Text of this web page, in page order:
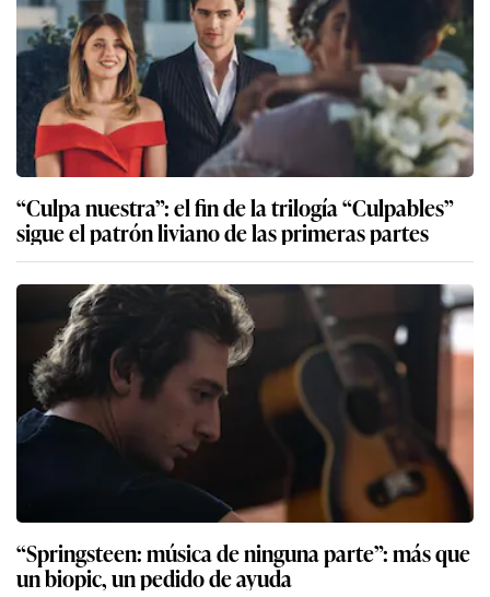
“Culpa nuestra”: el fin de la trilogía “Culpables”
sigue el patrón liviano de las primeras partes
“Springsteen: música de ninguna parte”: más que
un biopic, un pedido de ayuda